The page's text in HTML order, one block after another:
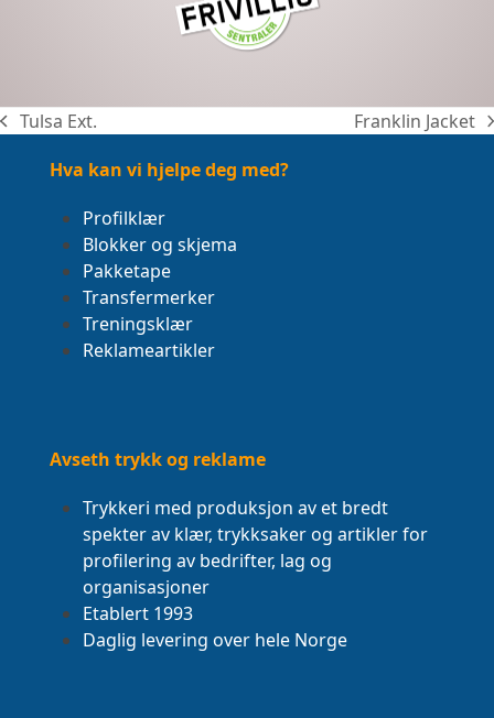
previous
Tulsa Ext.
next
Franklin Jacket
Hva kan vi hjelpe deg med?
Profilklær
Blokker og skjema
Pakketape
Transfermerker
Treningsklær
Reklameartikler
Avseth trykk og reklame
Trykkeri med produksjon av et bredt
spekter av klær, trykksaker og artikler for
profilering av bedrifter, lag og
organisasjoner
Etablert 1993
Daglig levering over hele Norge